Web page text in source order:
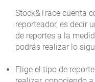
Stock&Trace cuenta
reporteador, es decir
de reportes a la
podrás realizar lo
Elige el tipo de